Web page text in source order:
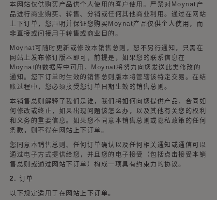
本网站仅供购买产品供个人使用的客户使用。严禁对Moynat产
品进行商业购买、转售、分销或任何其他商业利用。通过在网站
上下订单，您声明并保证您购买Moynat产品仅供个人使用，而
非直接或间接用于转售或商业目的。
Moynat可随时更新或修改本销售总则，恕不另行通知，只需在
网站上发布修订版本即可，前提是，如果您的联系信息在
Moynat的数据库中可用，Moynat将努力向您发送此类修改的
通知。您下订单时生效的销售总则版本将管辖该特定交易。在结
账过程中，您必须接受您订单日期生效的销售总则。
本销售总则解释了我们是谁，我们将如何向您提供产品，合同如
何修改或终止，如果出现问题该怎么办，以及其他有关您的权利
和义务的重要信息。如果您不同意本销售总则或隐私政策的任何
条款，则不得在网站上下订单。
您同意本销售总则、任何订单确认以及任何相关通知或通信可以
通过电子方式提供给您，并且您的电子接受（包括点击接受本销
售总则或通过网站下订单）构成一项具有约束力的协议。
2. 订单
以下规定适用于在网站上下订单。